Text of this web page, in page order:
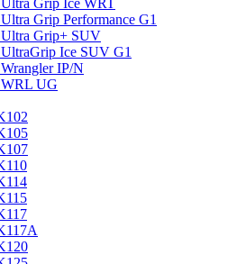
Grip Ice WRT
Grip Performance G1
Grip+ SUV
Ice SUV G1
IP/N
UG